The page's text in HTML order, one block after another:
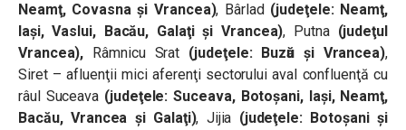
Neamţ, Covasna şi Vrancea), Bârlad (judeţele: Neamţ,
Iaşi, Vaslui, Bacău, Galaţi şi Vrancea), Putna (judeţul
Vrancea),
Râmnicu Sӑrat (judeţele: Buzӑu şi Vrancea),
Siret – afluenţii mici aferenţi sectorului aval confluenţă cu
râul Suceava (judeţele: Suceava, Botoşani, Iaşi, Neamţ,
Bacău, Vrancea şi Galaţi), Jijia (judeţele: Botoşani şi